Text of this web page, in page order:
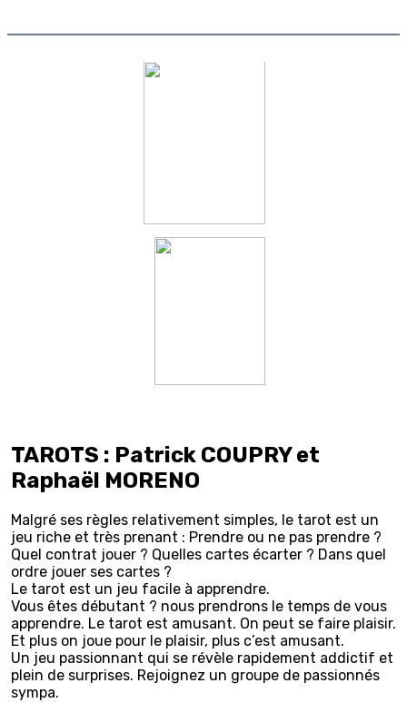
TAROTS : Patrick COUPRY et
Raphaël MORENO
Malgré ses règles relativement simples, le tarot est un
jeu riche et très prenant : Prendre ou ne pas prendre ?
Quel contrat jouer ? Quelles cartes écarter ? Dans quel
ordre jouer ses cartes ?
Le tarot est un jeu facile à apprendre.
Vous êtes débutant ? nous prendrons le temps de vous
apprendre. Le tarot est amusant. On peut se faire plaisir.
Et plus on joue pour le plaisir, plus c’est amusant.
Un jeu passionnant qui se révèle rapidement addictif et
plein de surprises. Rejoignez un groupe de passionnés
sympa.